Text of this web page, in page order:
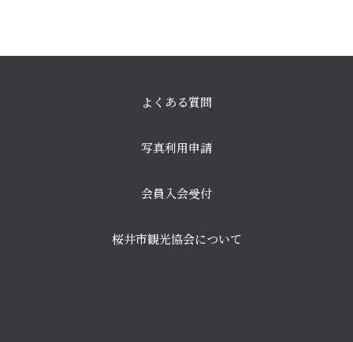
よくある質問
写真利用申請
会員入会受付
桜井市観光協会について